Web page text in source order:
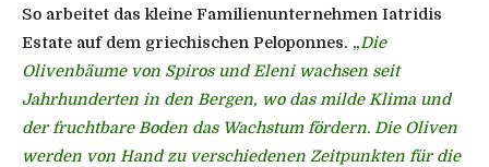
So arbeitet das kleine Familienunternehmen Iatridis
Estate auf dem griechischen Peloponnes. „Die
Olivenbäume von Spiros und Eleni wachsen seit
Jahrhunderten in den Bergen, wo das milde Klima und
der fruchtbare Boden das Wachstum fördern. Die Oliven
werden von Hand zu verschiedenen Zeitpunkten für die